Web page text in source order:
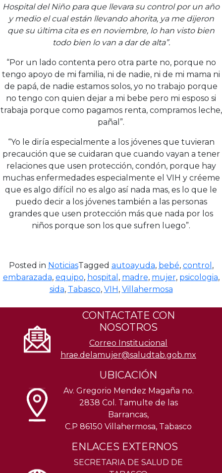
Hospital del Niño para que llevara su control por un año
y medio el cual están llevando ahorita, ya me dijeron
que su última cita es en noviembre, lo han visto bien
todo bien lo van a dar de alta”.
“Por un lado contenta pero otra parte no, porque no
tengo apoyo de mi familia, ni de nadie, ni de mi mama ni
de papá, de nadie estamos solos, yo no trabajo porque
no tengo con quien dejar a mi bebe pero mi esposo si
trabaja porque como pagamos renta, compramos leche,
pañal”.
“Yo le diría especialmente a los jóvenes que tuvieran
precaución que se cuidaran que cuando vayan a tener
relaciones que usen protección, condón, porque hay
muchas enfermedades especialmente el VIH y créeme
que es algo difícil no es algo así nada mas, es lo que le
puedo decir a los jóvenes también a las personas
grandes que usen protección más que nada por los
niños porque son los que sufren luego”.
Posted in NoticiasTagged autoayuda, bebé, control ,
embarazada, equipo, hospital , madre, mujer, psicologia,
sida, Tabasco, VIH, Villahermosa
CONTACTATE CON
NOSOTROS
Correo Institucional
hrae.delamujer@saludtab.gob.mx
UBICACIÓN
Av. Gregorio Mendez Magaña no.
2838 Col. Tamulte de las
Barrancas,
C.P 86150 Villahermosa, Tabasco
ENLACES EXTERNOS
SECRETARIA DE SALUD DE